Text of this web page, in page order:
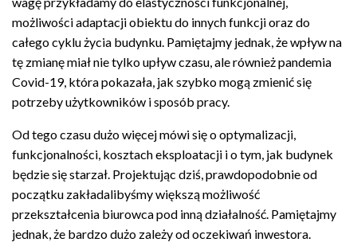
możliwości adaptacji obiektu do innych funkcji oraz do
całego cyklu życia budynku. Pamiętajmy jednak, że wpływ na
tę zmianę miał nie tylko upływ czasu, ale również pandemia
Covid-19, która pokazała, jak szybko mogą zmienić się
potrzeby użytkowników i sposób pracy.
Od tego czasu dużo więcej mówi się o optymalizacji,
funkcjonalności, kosztach eksploatacji i o tym, jak budynek
będzie się starzał. Projektując dziś, prawdopodobnie od
początku zakładalibyśmy większą możliwość
przekształcenia biurowca pod inną działalność. Pamiętajmy
jednak, że bardzo dużo zależy od oczekiwań inwestora.